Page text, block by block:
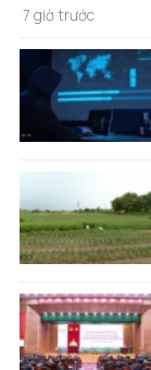
7 giờ trước